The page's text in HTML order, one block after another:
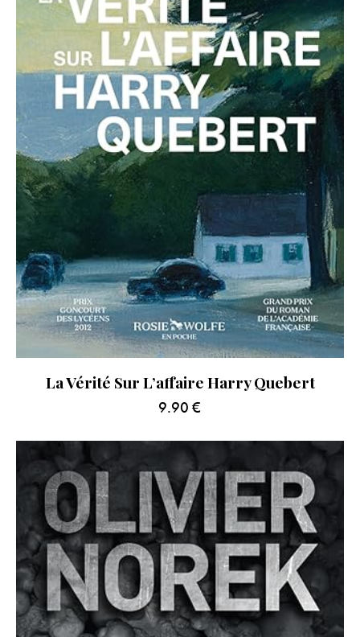
La Vérité Sur L’affaire Harry Quebert
9.90 €